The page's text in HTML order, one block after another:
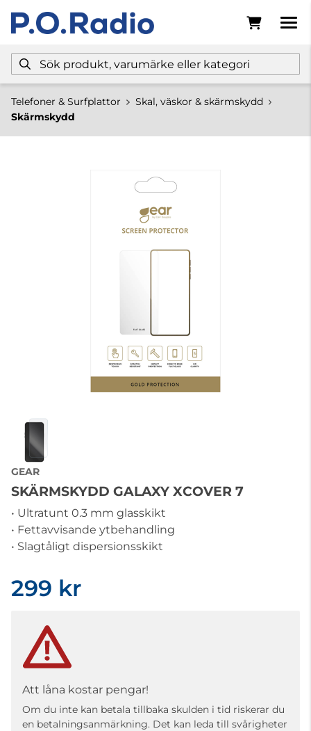
Telefoner & Surfplattor
Skal, väskor & skärmskydd
Skärmskydd
GEAR
SKÄRMSKYDD GALAXY XCOVER 7
• Ultratunt 0.3 mm glasskikt
• Fettavvisande ytbehandling
• Slagtåligt dispersionsskikt
299 kr
Att låna kostar pengar!
Om du inte kan betala tillbaka skulden i tid riskerar du
en betalningsanmärkning. Det kan leda till svårigheter